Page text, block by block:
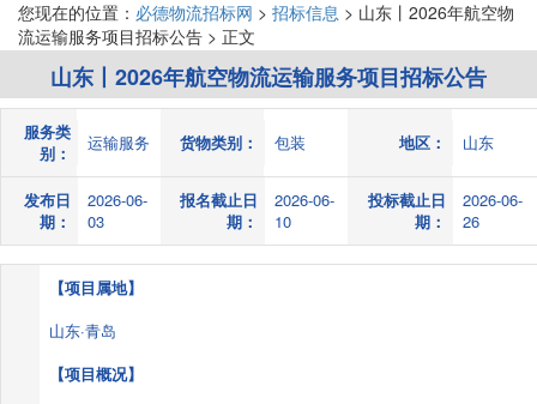
您现在的位置： 必德物流招标网 > 招标信息 > 山东丨2026年航空物
流运输服务项目招标公告 > 正文
山东丨2026年航空物流运输服务项目招标公告
服务类
别：
运输服务 货物类别： 包装 地区： 山东
发布日
期：
2026-06-
03
报名截止日
期：
2026-06-
10
投标截止日
期：
2026-06-
26
【项目属地】
山东·青岛
【项目概况】